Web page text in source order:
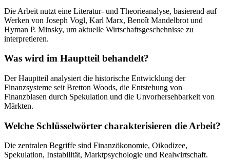
Die Arbeit nutzt eine Literatur- und Theorieanalyse, basierend auf
Werken von Joseph Vogl, Karl Marx, Benoît Mandelbrot und
Hyman P. Minsky, um aktuelle Wirtschaftsgeschehnisse zu
interpretieren.
Was wird im Hauptteil behandelt?
Der Hauptteil analysiert die historische Entwicklung der
Finanzsysteme seit Bretton Woods, die Entstehung von
Finanzblasen durch Spekulation und die Unvorhersehbarkeit von
Märkten.
Welche Schlüsselwörter charakterisieren die Arbeit?
Die zentralen Begriffe sind Finanzökonomie, Oikodizee,
Spekulation, Instabilität, Marktpsychologie und Realwirtschaft.